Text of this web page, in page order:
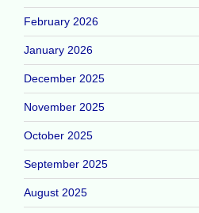
February 2026
January 2026
December 2025
November 2025
October 2025
September 2025
August 2025